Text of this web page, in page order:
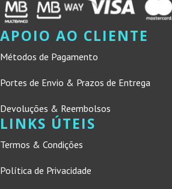
APOIO AO CLIENTE
Métodos de Pagamento
Portes de Envio & Prazos de Entrega
Devoluções & Reembolsos
LINKS ÚTEIS
Termos & Condições
Política de Privacidade